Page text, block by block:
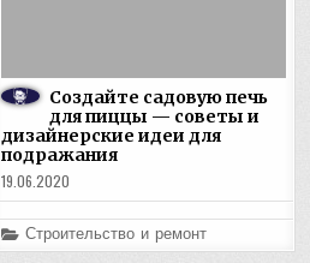
Создайте садовую печь
для пиццы — советы и
дизайнерские идеи для
подражания
19.06.2020
Posted
in
Строительство и ремонт